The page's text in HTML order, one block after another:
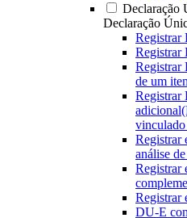
Declaração
Declaração
Registrar
Registrar
Registrar
de um
Registrar
Registrar
análise
Registrar
Registrar
DU-E